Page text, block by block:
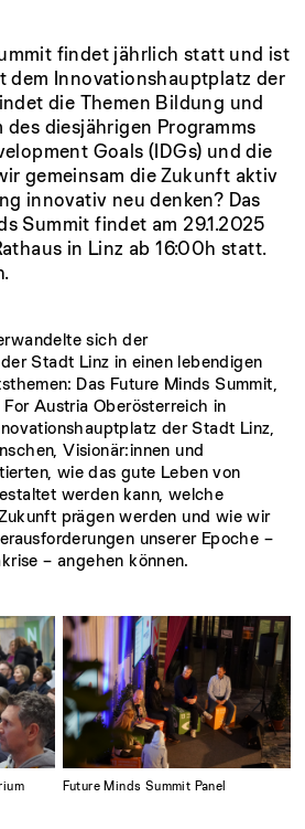
findet jährlich statt und ist
dem Innovationshauptplatz der
die Themen Bildung und
diesjährigen Programms
Goals (IDGs) und die
gemeinsam die Zukunft aktiv
innovativ neu denken? Das
Summit findet am 29.1.2025
in Linz ab 16:00h statt.
sich der
Stadt Linz in einen lebendigen
Das Future Minds Summit,
Austria Oberösterreich in
der Stadt Linz,
Visionär:innen und
wie das gute Leben von
werden kann, welche
prägen werden und wie wir
unserer Epoche –
– angehen können.
Future Minds Summit Panel